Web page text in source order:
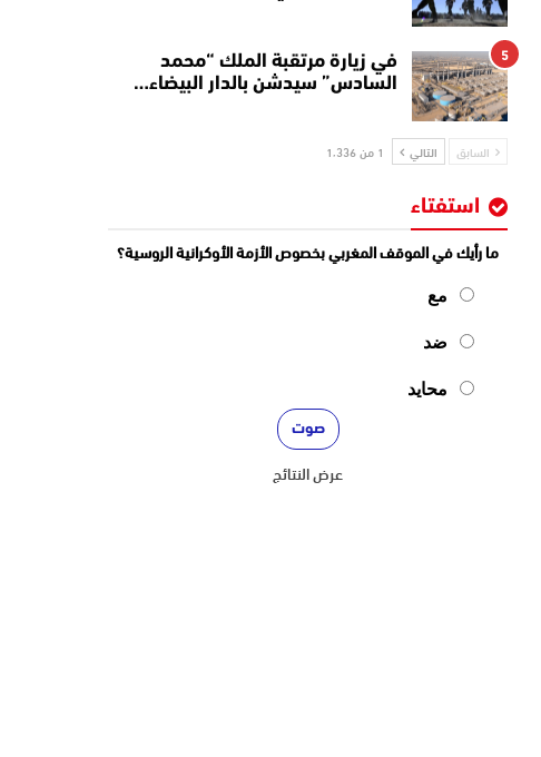
5
في زيارة مرتقبة الملك “محمد
السادس” سيدشن بالدار البيضاء…
السابق التالي 1 من 1٬336
استفتاء
ما رأيك في الموقف المغربي بخصوص الأزمة الأوكرانية الروسية؟
مع
ضد
محايد
عرض النتائج